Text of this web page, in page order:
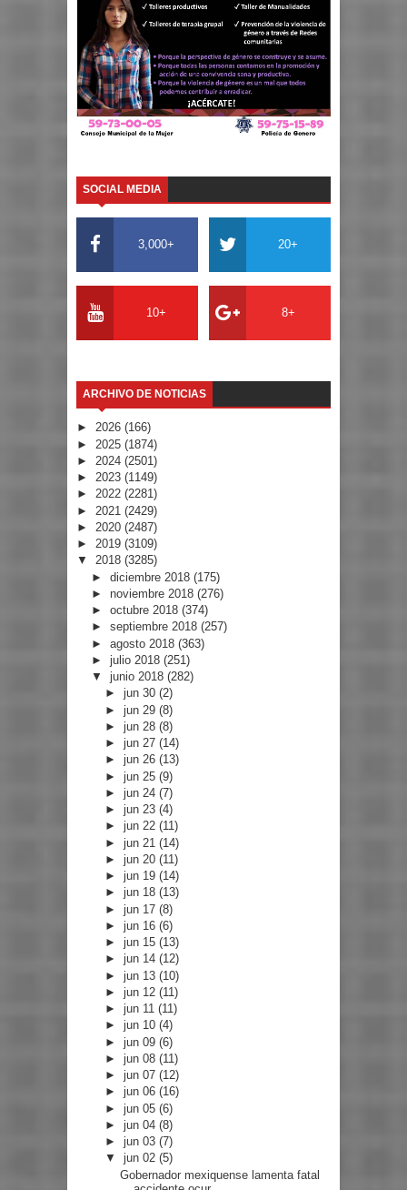
SOCIAL MEDIA
3,000+ 20+
10+ 8+
ARCHIVO DE NOTICIAS
► 2026 (166)
► 2025 (1874)
► 2024 (2501)
► 2023 (1149)
► 2022 (2281)
► 2021 (2429)
► 2020 (2487)
► 2019 (3109)
▼ 2018 (3285)
► diciembre 2018 (175)
► noviembre 2018 (276)
► octubre 2018 (374)
► septiembre 2018 (257)
► agosto 2018 (363)
► julio 2018 (251)
▼ junio 2018 (282)
►jun 30(2)
►jun 29(8)
►jun 28(8)
►jun 27(14)
►jun 26(13)
►jun 25(9)
►jun 24(7)
►jun 23(4)
►jun 22(11)
►jun 21(14)
►jun 20(11)
►jun 19(14)
►jun 18(13)
►jun 17(8)
►jun 16(6)
►jun 15(13)
►jun 14(12)
►jun 13(10)
►jun 12(11)
►jun 11(11)
►jun 10(4)
►jun 09(6)
►jun 08(11)
►jun 07(12)
►jun 06(16)
►jun 05(6)
►jun 04(8)
►jun 03(7)
▼jun 02(5)
Gobernador mexiquense lamenta fatal